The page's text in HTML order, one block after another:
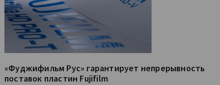
«Фуджифильм Рус» гарантирует непрерывность
поставок пластин Fujifilm